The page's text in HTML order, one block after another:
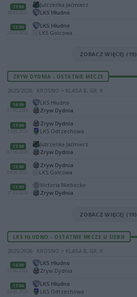
17:00
30.05.2026
Jutrzenka Jaćmierz
LKS Hłudno
12:00
24.05.2026
LKS Hłudno
LKS Golcowa
ZOBACZ WIĘCEJ (19)
ZRYW DYDNIA - OSTATNIE MECZE
2025/2026 · KROSNO > KLASA B, GR. II
14:00
21.06.2026
LKS Hłudno
Zryw Dydnia
17:00
13.06.2026
Zryw Dydnia
LKS Odrzechowa
17:00
07.06.2026
Jutrzenka Jaćmierz
Zryw Dydnia
13:00
04.06.2026
Zryw Dydnia
LKS Golcowa
11:00
31.05.2026
Victoria Niebocko
Zryw Dydnia
ZOBACZ WIĘCEJ (19)
LKS HŁUDNO - OSTATNIE MECZE U SIEBIE
2025/2026 · KROSNO > KLASA B, GR. II
14:00
21.06.2026
LKS Hłudno
Zryw Dydnia
17:00
04.06.2026
LKS Hłudno
LKS Odrzechowa